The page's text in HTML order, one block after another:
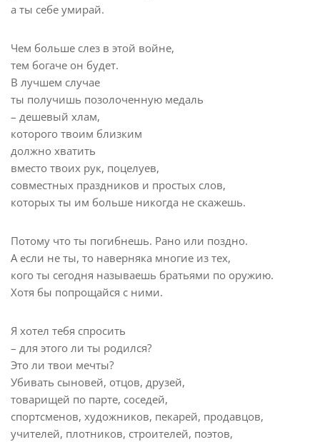
а ты себе умирай.
Чем больше слез в этой войне,
тем богаче он будет.
В лучшем случае
ты получишь позолоченную медаль
– дешевый хлам,
которого твоим близким
должно хватить
вместо твоих рук, поцелуев,
совместных праздников и простых слов,
которых ты им больше никогда не скажешь.
Потому что ты погибнешь. Рано или поздно.
А если не ты, то наверняка многие из тех,
кого ты сегодня называешь братьями по оружию.
Хотя бы попрощайся с ними.
Я хотел тебя спросить
– для этого ли ты родился?
Это ли твои мечты?
Убивать сыновей, отцов, друзей,
товарищей по парте, соседей,
спортсменов, художников, пекарей, продавцов,
учителей, плотников, строителей, поэтов,